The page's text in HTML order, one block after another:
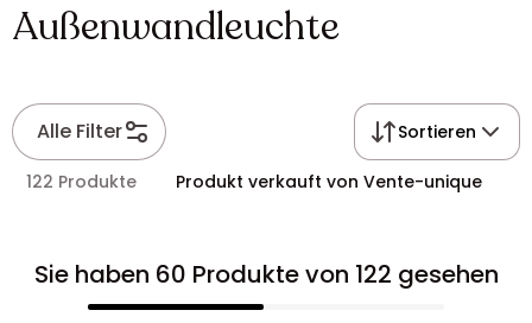
Außenwandleuchte
Alle Filter Sortieren
122 Produkte Produkt verkauft von Vente-unique
Sie haben 60 Produkte von 122 gesehen